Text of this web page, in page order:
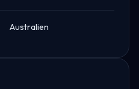
Australien